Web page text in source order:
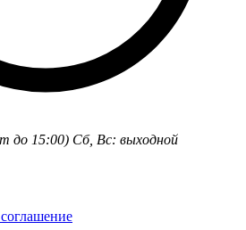
до 15:00) Сб, Вс: выходной